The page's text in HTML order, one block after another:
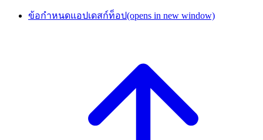
ข้อกำหนดแอปเดสก์ท็อป(opens in new window)